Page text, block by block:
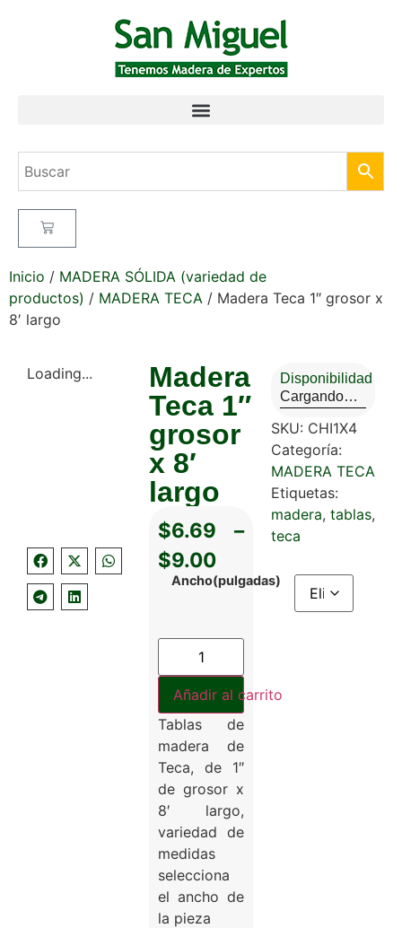
Inicio / MADERA SÓLIDA (variedad de
productos) / MADERA TECA / Madera Teca 1″ grosor x
8′ largo
Loading...
Madera
Teca 1″
grosor
x 8′
largo
$6.69 –
$9.00
Ancho(pulgadas)
Añadir al carrito
Tablas de
madera de
Teca, de 1″
de grosor x
8′ largo,
variedad de
medidas
selecciona
el ancho de
la pieza
Disponibilidad
Cargando…
SKU: CHI1X4
Categoría:
MADERA TECA
Etiquetas:
madera, tablas,
teca